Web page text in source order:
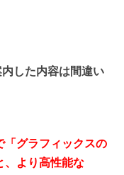
した内容は間違い
グラフィックスの
、より高性能な